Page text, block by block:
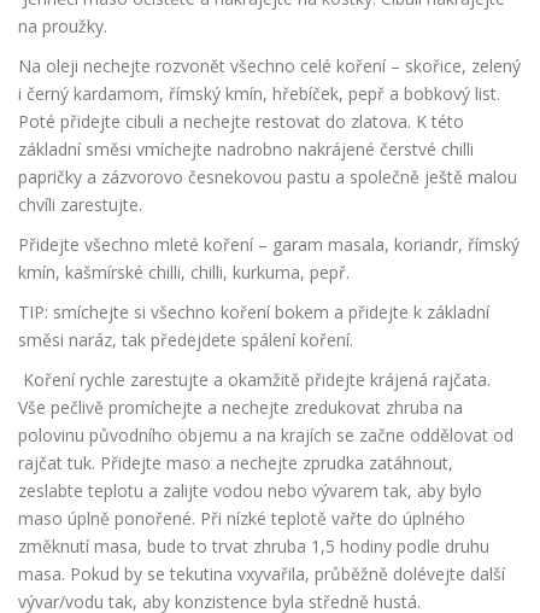
na proužky.
Na oleji nechejte rozvonět všechno celé koření – skořice, zelený
i černý kardamom, římský kmín, hřebíček, pepř a bobkový list.
Poté přidejte cibuli a nechejte restovat do zlatova. K této
základní směsi vmíchejte nadrobno nakrájené čerstvé chilli
papričky a zázvorovo česnekovou pastu a společně ještě malou
chvíli zarestujte.
Přidejte všechno mleté koření – garam masala, koriandr, římský
kmín, kašmírské chilli, chilli, kurkuma, pepř.
TIP: smíchejte si všechno koření bokem a přidejte k základní
směsi naráz, tak předejdete spálení koření.
Koření rychle zarestujte a okamžitě přidejte krájená rajčata.
Vše pečlivě promíchejte a nechejte zredukovat zhruba na
polovinu původního objemu a na krajích se začne oddělovat od
rajčat tuk. Přidejte maso a nechejte zprudka zatáhnout,
zeslabte teplotu a zalijte vodou nebo vývarem tak, aby bylo
maso úplně ponořené. Při nízké teplotě vařte do úplného
změknutí masa, bude to trvat zhruba 1,5 hodiny podle druhu
masa. Pokud by se tekutina vxyvařila, průběžně dolévejte další
vývar/vodu tak, aby konzistence byla středně hustá.